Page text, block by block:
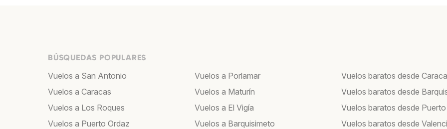
BÚSQUEDAS POPULARES
Vuelos a San Antonio
Vuelos a Caracas
Vuelos a Los Roques
Vuelos a Puerto Ordaz
Vuelos a Porlamar
Vuelos a Maturín
Vuelos a El Vigía
Vuelos a Barquisimeto
Vuelos baratos desde
Vuelos baratos desde
Vuelos baratos desde
Vuelos baratos desde